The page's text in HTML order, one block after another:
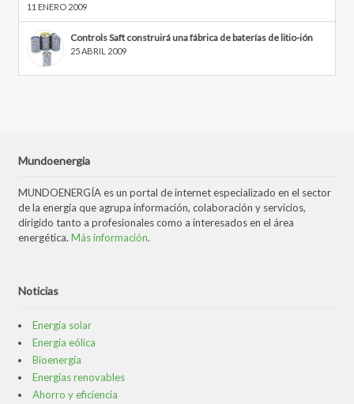
11 ENERO 2009
Controls Saft construirá una fábrica de baterías de litio-ión
25 ABRIL 2009
Mundoenergia
MUNDOENERGÍA es un portal de internet especializado en el sector
de la energía que agrupa información, colaboración y servicios,
dirigido tanto a profesionales como a interesados en el área
energética. Más información.
Noticias
Energía solar
Energía eólica
Bioenergía
Energías renovables
Ahorro y eficiencia